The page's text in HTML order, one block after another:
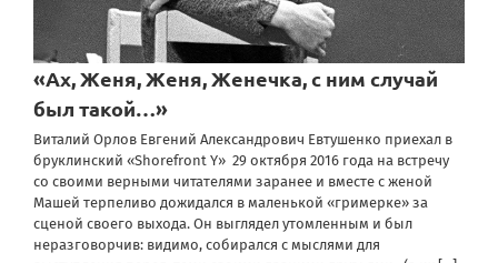
«Ах, Женя, Женя, Женечка, с ним случай
был такой…»
Виталий Орлов Евгений Александрович Евтушенко приехал в
бруклинский «Shorefront Y» 29 октября 2016 года на встречу
со своими верными читателями заранее и вместе с женой
Машей терпеливо дожидался в маленькой «гримерке» за
сценой своего выхода. Он выглядел утомленным и был
неразговорчив: видимо, собирался с мыслями для